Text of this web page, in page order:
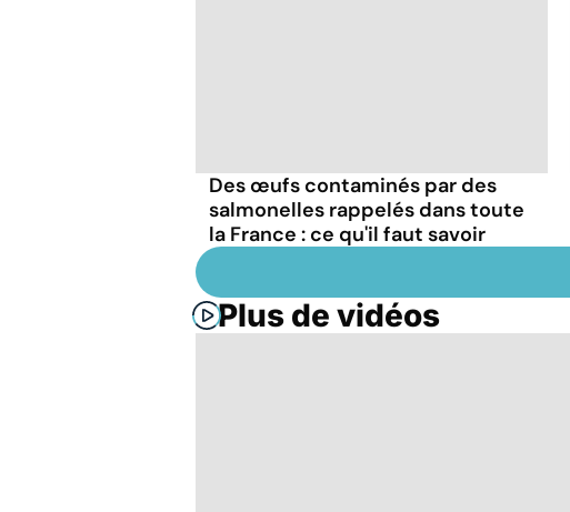
Des œufs contaminés par des
salmonelles rappelés dans toute
la France : ce qu'il faut savoir
Plus de vidéos